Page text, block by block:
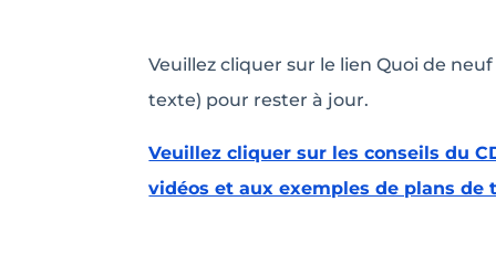
Veuillez cliquer sur le lien Quoi de
texte) pour rester à jour.
Veuillez cliquer sur les conseils du
vidéos et aux exemples de plans de